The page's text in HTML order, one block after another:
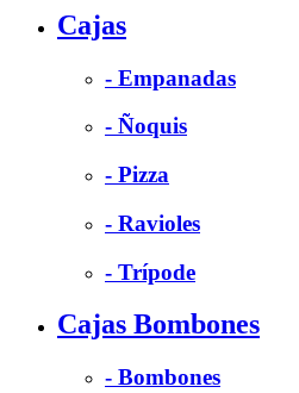
Cajas
- Empanadas
- Ñoquis
- Pizza
- Ravioles
- Trípode
Cajas Bombones
- Bombones